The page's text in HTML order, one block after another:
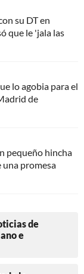
su DT en
que le 'jala las
lo agobia para el
de
pequeño hincha
una promesa
de
e